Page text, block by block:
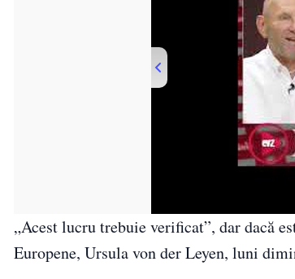
„Acest lucru trebuie verificat”, dar dacă
Europene, Ursula von der Leyen, luni